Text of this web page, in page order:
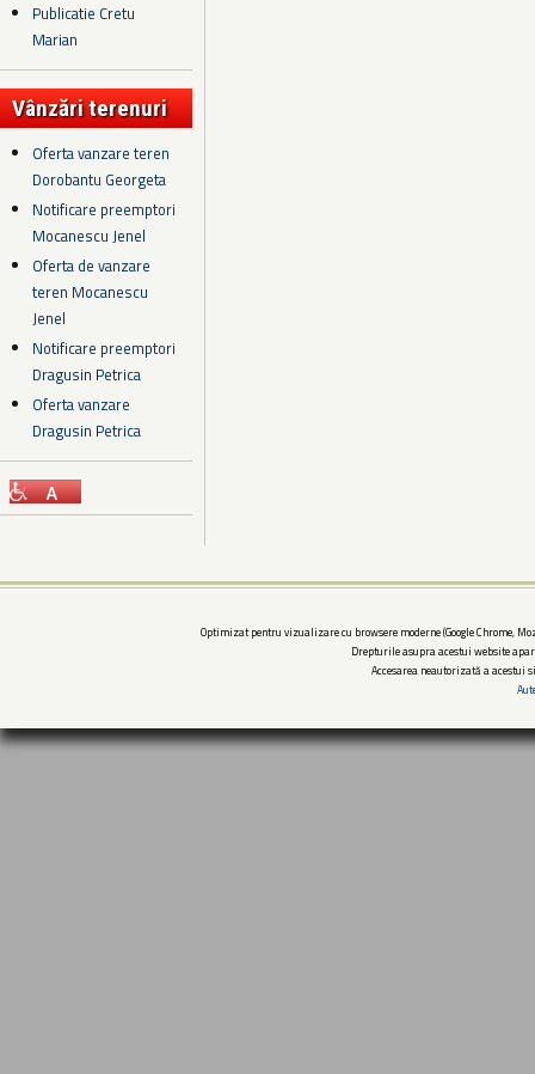
Publicatie Cretu
Marian
Vânzări terenuri
Oferta vanzare teren
Dorobantu Georgeta
Notificare preemptori
Mocanescu Jenel
Oferta de vanzare
teren Mocanescu
Jenel
Notificare preemptori
Dragusin Petrica
Oferta vanzare
Dragusin Petrica
Optimizat pentru vizualizare cu browsere moderne (Google Chrome,
Drepturile asupra acestui website
Accesarea neautorizată a acestui